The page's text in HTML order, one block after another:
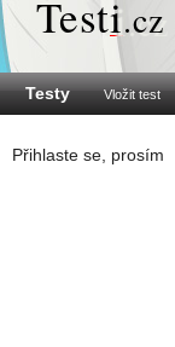
Testi.cz
Testy Vložit test
Přihlaste se, prosím